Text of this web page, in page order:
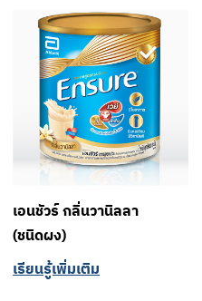
เอนชัวร์ กลิ่นวานิลลา
(ชนิดผง)
เรียนรู้เพิ่มเติม